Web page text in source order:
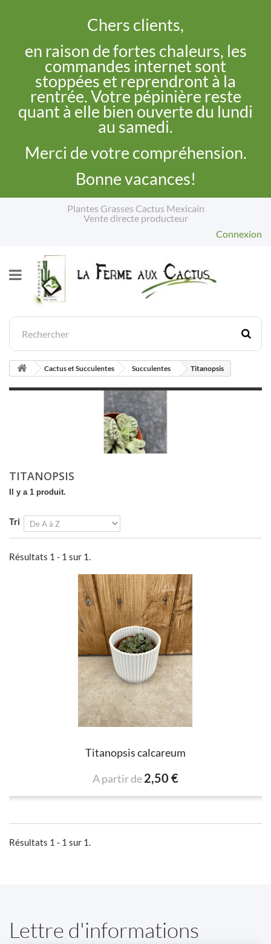
Chers clients,
en raison de fortes chaleurs, les
commandes internet sont
stoppées et reprendront à la
rentrée. Votre pépinière reste
quant à elle bien ouverte du lundi
au samedi.
Merci de votre compréhension.
Bonne vacances!
Plantes Grasses Cactus Mexicain
Vente directe producteur
Connexion
Cactus et Succulentes Succulentes Titanopsis
TITANOPSIS
Il y a 1 produit.
Tri
Résultats 1 - 1 sur 1.
Titanopsis calcareum
A partir de2,50 €
Résultats 1 - 1 sur 1.
Lettre d'informations